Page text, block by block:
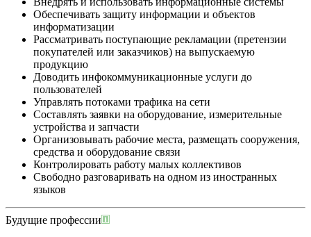
Обеспечивать защиту информации и объектов
информатизации
Рассматривать поступающие рекламации (претензии
покупателей или заказчиков) на выпускаемую
продукцию
Доводить инфокоммуникационные услуги до
пользователей
Управлять потоками трафика на сети
Составлять заявки на оборудование, измерительные
устройства и запчасти
Организовывать рабочие места, размещать сооружения,
средства и оборудование связи
Контролировать работу малых коллективов
Свободно разговаривать на одном из иностранных
языков
Будущие профессии